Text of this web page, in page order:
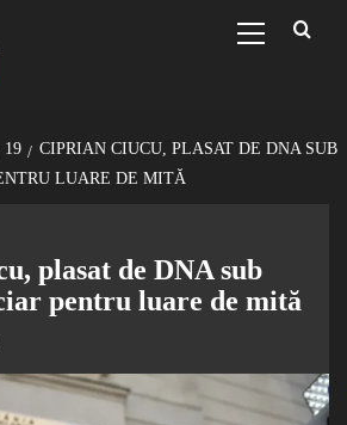
Menu
19
CIPRIAN CIUCU, PLASAT DE DNA SUB
LUARE DE MITĂ
plasat de DNA sub
pentru luare de mită